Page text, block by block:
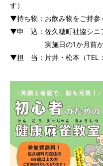
す）
▼持ち物：お飲み物をご持参
▼申 込：佐久穂町社協シニ
実施日の1か月前から
▼担 当：片井・松本（TEL